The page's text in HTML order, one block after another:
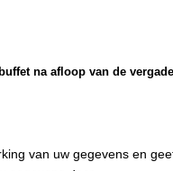
na afloop van de
van uw gegevens en